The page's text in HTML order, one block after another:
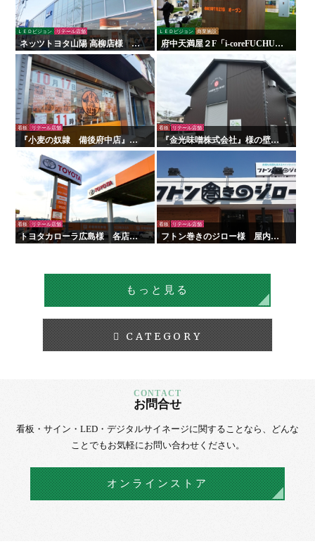
ＬＥＤビジョン リテール店舗
ネッツトヨタ山陽 高柳店様 看
板・サイン
ＬＥＤビジョン 商業施設
府中天満屋２F「i-coreFUCHU」
様 LED木目ウォール 他
看板 リテール店舗
『小麦の奴隷 備後府中店』様
の壁面看板の施工を行いまし
看板 リテール店舗
『金光味噌株式会社』様の壁面
看板の施工を行いました！
看板 リテール店舗
トヨタカローラ広島様 各店舗
サイン工事
看板 リテール店舗
フトン巻きのジロー様 屋内外
看板・サイン
もっと見る
CATEGORY
お問合せ
看板・サイン・LED・デジタルサイネージに関することなら、
どんな
ことでもお気軽にお問い合わせください。
オンラインストア